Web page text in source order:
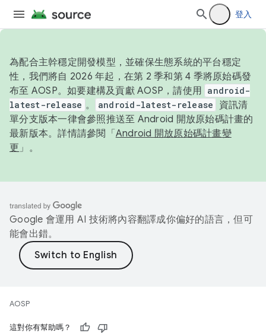
登入
為配合主幹穩定開發模型，並確保生態系統的平台穩定
性，我們將自 2026 年起，在第 2 季和第 4 季將原始碼發
布至 AOSP。如要建構及貢獻 AOSP，請使用 android-
latest-release 。 android-latest-release
資訊清
單分支版本一律會參照推送至 Android 開放原始碼計畫的
最新版本。詳情請參閱「 Android 開放原始碼計畫變
更 」。
Google 會運用 AI 技術將內容翻譯成你偏好的語言，但可
能會出錯。
AOSP
這對你有幫助嗎？